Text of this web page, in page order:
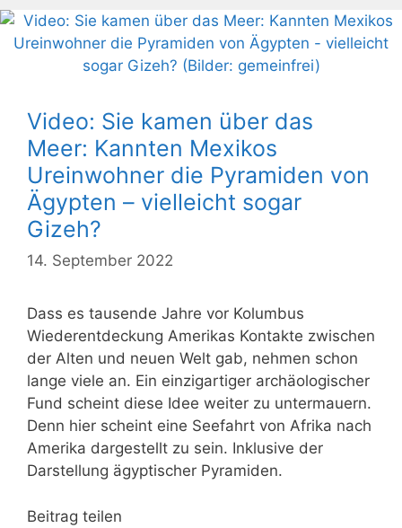
Video: Sie kamen über das
Meer: Kannten Mexikos
Ureinwohner die Pyramiden von
Ägypten – vielleicht sogar
Gizeh?
14. September 2022
Dass es tausende Jahre vor Kolumbus
Wiederentdeckung Amerikas Kontakte zwischen
der Alten und neuen Welt gab, nehmen schon
lange viele an. Ein einzigartiger archäologischer
Fund scheint diese Idee weiter zu untermauern.
Denn hier scheint eine Seefahrt von Afrika nach
Amerika dargestellt zu sein. Inklusive der
Darstellung ägyptischer Pyramiden.
Beitrag teilen